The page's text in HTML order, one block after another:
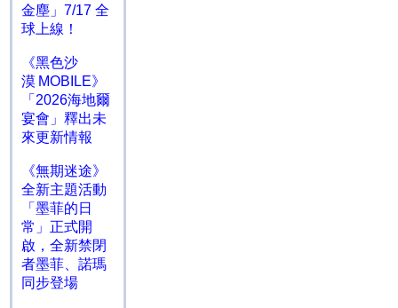
金塵」7/17 全
球上線！
《黑色沙
漠 MOBILE》
「2026海地爾
宴會」釋出未
來更新情報
《無期迷途》
全新主題活動
「墨菲的日
常」正式開
啟，全新禁閉
者墨菲、諾瑪
同步登場